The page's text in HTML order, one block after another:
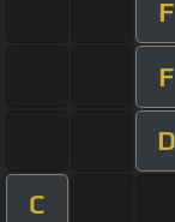
F
F
D
C